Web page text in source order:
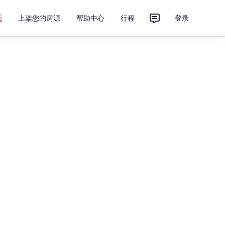
上架您的房源 帮助中心 行程 登录